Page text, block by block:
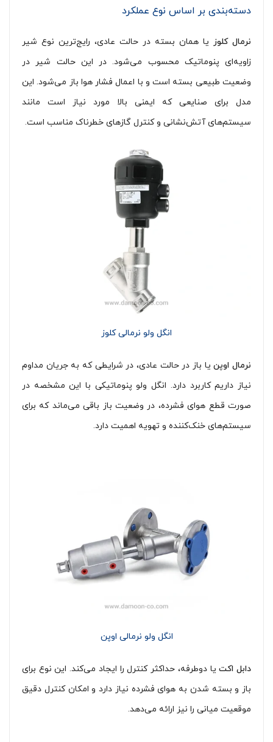
دسته‌بندی بر اساس نوع عملکرد
نرمال کلوز یا همان بسته در حالت عادی، رایج‌ترین نوع شیر
زاویه‌ای پنوماتیک محسوب می‌شود. در این حالت شیر در
وضعیت طبیعی بسته است و با اعمال فشار هوا باز می‌شود. این
مدل برای صنایعی که ایمنی بالا مورد نیاز است مانند
سیستم‌های آتش‌نشانی و کنترل گازهای خطرناک مناسب است.
انگل ولو نرمالی کلوز
نرمال اوپنیا باز در حالت عادی، در شرایطی که به جریان مداوم
نیاز داریم کاربرد دارد. انگل ولو پنوماتیکی با این مشخصه در
صورت قطع هوای فشرده، در وضعیت باز باقی می‌ماند که برای
سیستم‌های خنک‌کننده و تهویه اهمیت دارد.
انگل ولو نرمالی اوپن
دابل اکتیا دوطرفه، حداکثر کنترل را ایجاد می‌کند. این نوع برای
باز و بسته شدن به هوای فشرده نیاز دارد و امکان کنترل دقیق
موقعیت میانی را نیز ارائه می‌دهد.